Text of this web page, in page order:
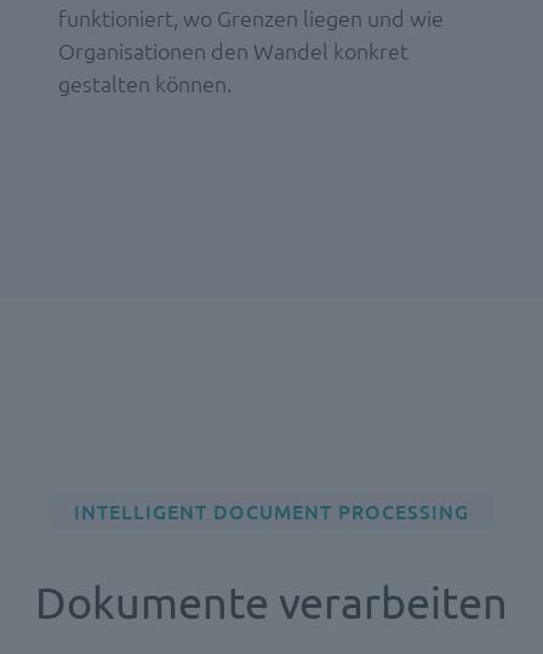
funktioniert, wo Grenzen liegen und wie
Organisationen den Wandel konkret
gestalten können.
INTELLIGENT DOCUMENT PROCESSING
Dokumente verarbeiten